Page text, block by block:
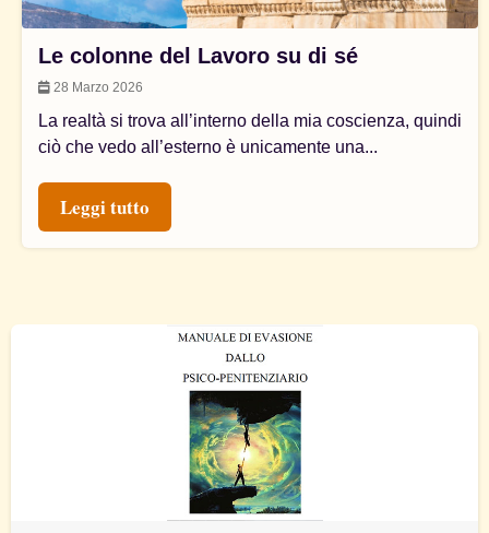
Le colonne del Lavoro su di sé
28 Marzo 2026
La realtà si trova all’interno della mia coscienza, quindi
ciò che vedo all’esterno è unicamente una...
Leggi tutto